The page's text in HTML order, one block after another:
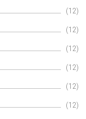
(12)
(12)
(12)
(12)
(12)
(12)